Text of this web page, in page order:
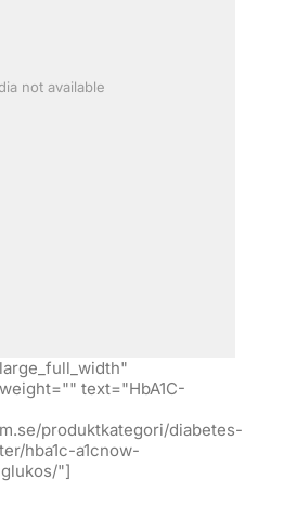
not available
text="HbA1C-
produktkategori/diabetes-
hba1c-a1cnow-
"]